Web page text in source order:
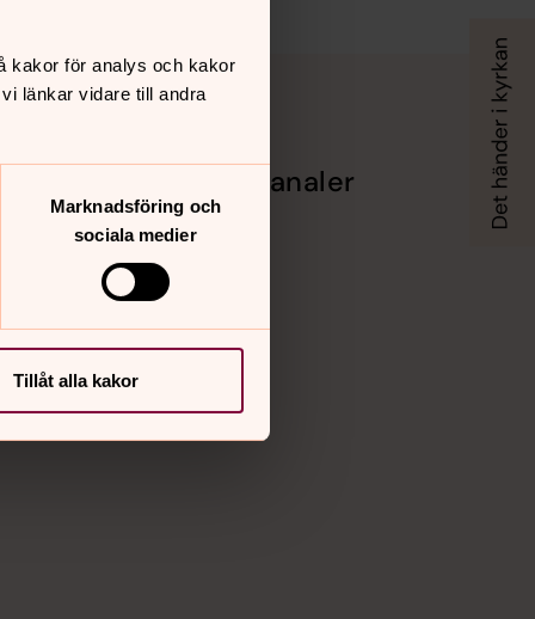
kakor för analys och kakor
länkar vidare till andra
Marknadsföring och
sociala medier
Tillåt alla kakor
Sociala kanaler
Facebook
Youtube
Vimeo